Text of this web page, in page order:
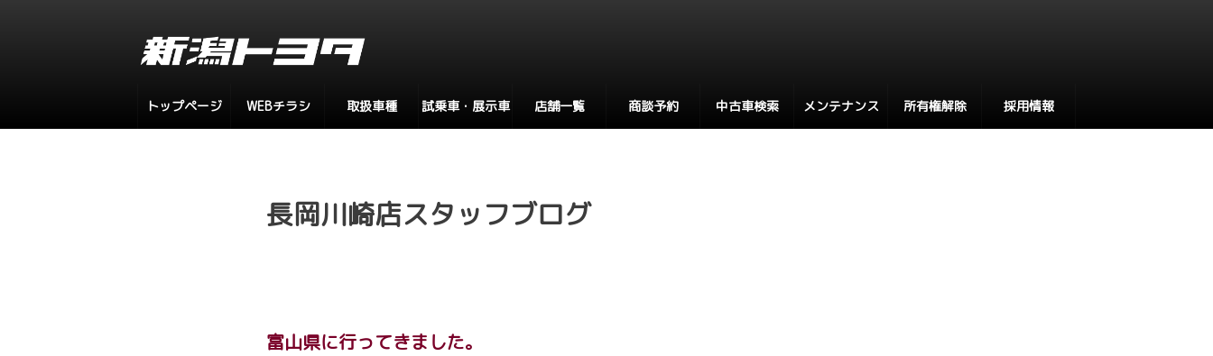
トップページ WEBチラシ 取扱車種 試乗車・展示車 店舗一覧 商談予約 中古車検索 メンテナンス 所有権解除 採用情報
長岡川崎店スタッフブログ
富山県に行ってきました。